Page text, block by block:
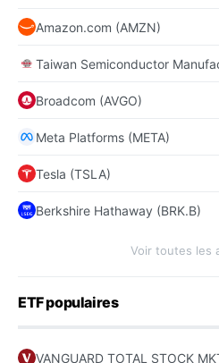
Amazon.com (AMZN)
Taiwan Semiconductor
Broadcom (AVGO)
Meta Platforms (META)
Tesla (TSLA)
Berkshire Hathaway (BRK.B)
Voir toutes les
ETF populaires
VANGUARD TOTAL STOCK